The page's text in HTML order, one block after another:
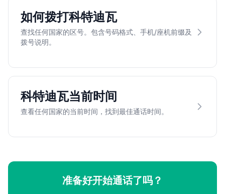
如何拨打科特迪瓦
查找任何国家的区号。包含号码格式、手机/座机前缀及
拨号说明。
科特迪瓦当前时间
查看任何国家的当前时间，找到最佳通话时间。
准备好开始通话了吗？